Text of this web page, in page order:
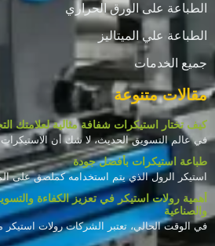
الطباعة على الورق الحراري
الطباعة علي الميتاليز
جميع الخدمات
مقالات متنوعة
كيف تختار استيكرات شفافة مثالية لعلامتك
في عالم التسويق الحديث، لا شك أن
طباعة استيكرات بأفضل جودة
استيكر الرول الذي يتم استخدامه كملصق على
أهمية رولات استيكر في تعزيز الكفاءة
والصناعية
في الوقت الحالي، تعتبر الشركات رولات استيكر